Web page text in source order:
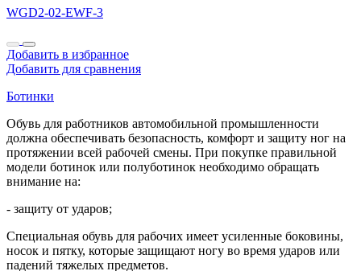
WGD2-02-EWF-3
Добавить в избранное
Добавить для сравнения
Ботинки
Обувь для работников автомобильной промышленности
должна обеспечивать безопасность, комфорт и защиту ног на
протяжении всей рабочей смены. При покупке правильной
модели ботинок или полуботинок необходимо обращать
внимание на:
- защиту от ударов;
Специальная обувь для рабочих имеет усиленные боковины,
носок и пятку, которые защищают ногу во время ударов или
падений тяжелых предметов.